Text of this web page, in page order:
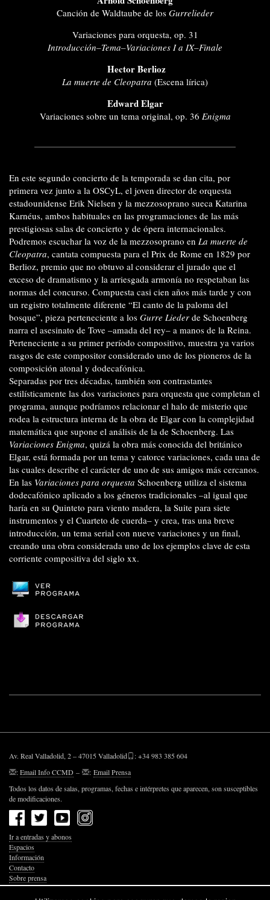
Canción de Waldtaube de los Gurrelieder
Variaciones para orquesta, op. 31
Introducción–Tema–Variaciones I a IX–Finale
Hector Berlioz
La muerte de Cleopatra (Escena lírica)
Edward Elgar
Variaciones sobre un tema original, op. 36 Enigma
En este segundo concierto de la temporada se dan cita, por
primera vez junto a la OSCyL, el joven director de orquesta
estadounidense Erik Nielsen y la mezzosoprano sueca Katarina
Karnéus, ambos habituales en las programaciones de las más
prestigiosas salas de concierto y de ópera internacionales.
Podremos escuchar la voz de la mezzosoprano en La muerte de
Cleopatra, cantata compuesta para el Prix de Rome en 1829 por
Berlioz, premio que no obtuvo al considerar el jurado que el
exceso de dramatismo y la arriesgada armonía no respetaban las
normas del concurso. Compuesta casi cien años más tarde y con
un registro totalmente diferente “El canto de la paloma del
bosque”, pieza perteneciente a los Gurre Lieder de Schoenberg
narra el asesinato de Tove –amada del rey– a manos de la Reina.
Perteneciente a su primer período compositivo, muestra ya varios
rasgos de este compositor considerado uno de los pioneros de la
composición atonal y dodecafónica.
Separadas por tres décadas, también son contrastantes
estilísticamente las dos variaciones para orquesta que completan el
programa, aunque podríamos relacionar el halo de misterio que
rodea la estructura interna de la obra de Elgar con la complejidad
matemática que supone el análisis de la de Schoenberg. Las
Variaciones Enigma, quizá la obra más conocida del británico
Elgar, está formada por un tema y catorce variaciones, cada una de
las cuales describe el carácter de uno de sus amigos más cercanos.
En las Variaciones para orquesta Schoenberg utiliza el sistema
dodecafónico aplicado a los géneros tradicionales –al igual que
haría en su Quinteto para viento madera, la Suite para siete
instrumentos y el Cuarteto de cuerda– y crea, tras una breve
introducción, un tema serial con nueve variaciones y un final,
creando una obra considerada uno de los ejemplos clave de esta
corriente compositiva del siglo xx.
Av. Real Valladolid, 2 – 47015 Valladolid
: +34 983 385 604
:Email Info CCMD – : Email Prensa
Todos los datos de salas, programas, fechas e intérpretes que aparecen, son susceptibles
de modificaciones.
Ir a entradas y abonos
Espacios
Información
Contacto
Sobre prensa
Política de Privacidad
Política de Cookies